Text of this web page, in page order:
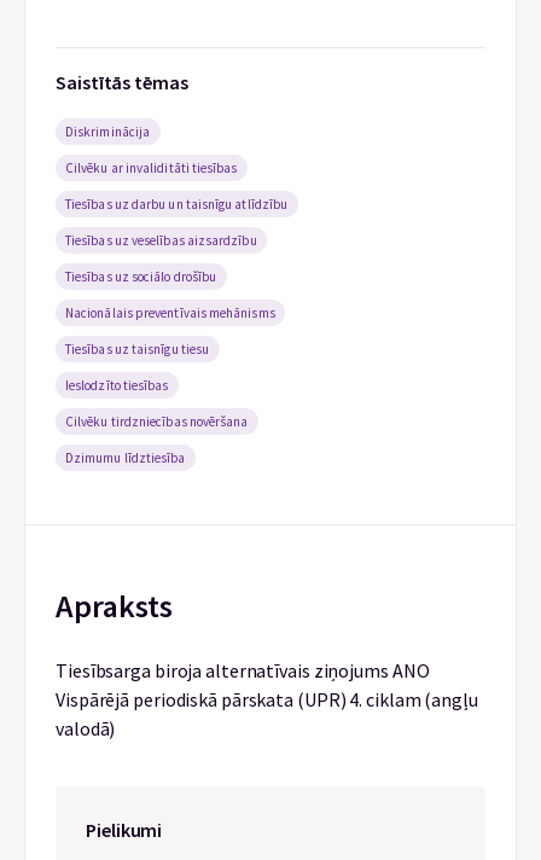
Saistītās tēmas
Diskriminācija
Cilvēku ar invaliditāti tiesības
Tiesības uz darbu un taisnīgu atlīdzību
Tiesības uz veselības aizsardzību
Tiesības uz sociālo drošību
Nacionālais preventīvais mehānisms
Tiesības uz taisnīgu tiesu
Ieslodzīto tiesības
Cilvēku tirdzniecības novēršana
Dzimumu līdztiesība
Apraksts
Tiesībsarga biroja alternatīvais ziņojums ANO
Vispārējā periodiskā pārskata (UPR) 4. ciklam (angļu
valodā)
Pielikumi